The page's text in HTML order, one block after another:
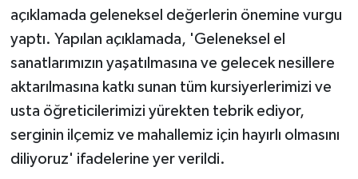
açıklamada geleneksel değerlerin önemine vurgu
yaptı. Yapılan açıklamada, 'Geleneksel el
sanatlarımızın yaşatılmasına ve gelecek nesillere
aktarılmasına katkı sunan tüm kursiyerlerimizi ve
usta öğreticilerimizi yürekten tebrik ediyor,
serginin ilçemiz ve mahallemiz için hayırlı olmasını
diliyoruz' ifadelerine yer verildi.